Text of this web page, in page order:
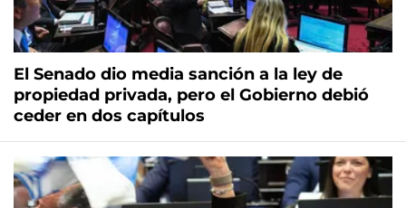
El Senado dio media sanción a la ley de
propiedad privada, pero el Gobierno debió
ceder en dos capítulos